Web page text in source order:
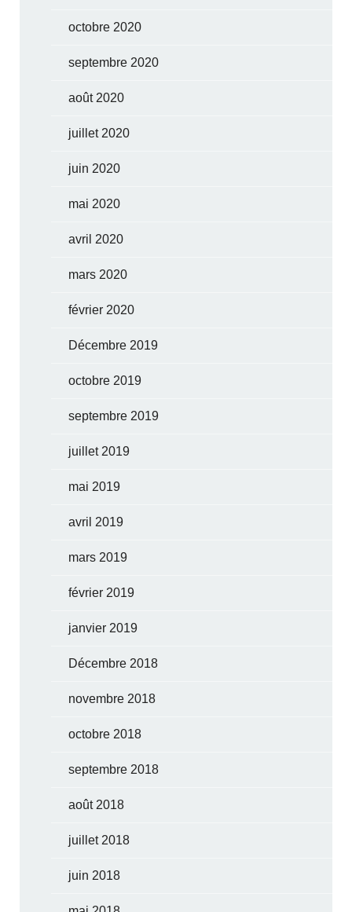
octobre 2020
septembre 2020
août 2020
juillet 2020
juin 2020
mai 2020
avril 2020
mars 2020
février 2020
Décembre 2019
octobre 2019
septembre 2019
juillet 2019
mai 2019
avril 2019
mars 2019
février 2019
janvier 2019
Décembre 2018
novembre 2018
octobre 2018
septembre 2018
août 2018
juillet 2018
juin 2018